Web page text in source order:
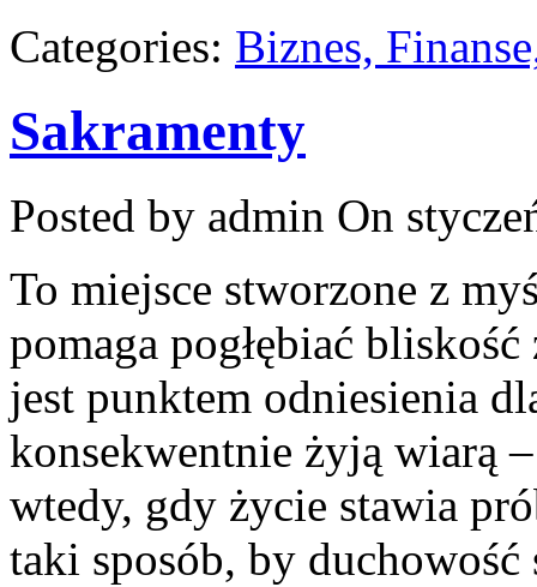
Categories: Biznes,
Sakramenty
Posted by admin On
To miejsce stworzone z
pomaga pogłębiać
jest punktem odniesienia
konsekwentnie żyją wiarą
wtedy, gdy życie stawia
taki sposób, by duchowość